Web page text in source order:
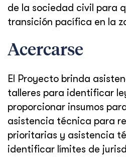
de la sociedad civil para
transición pacífica en la
Acercarse
El Proyecto brinda
talleres para identificar
proporcionar insumos
asistencia técnica para
prioritarias y asistencia
identificar límites de